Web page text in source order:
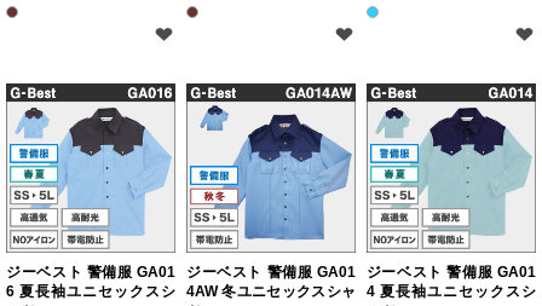
ジーベスト 警備服 GA01
6 夏長袖ユニセックスシ
ジーベスト 警備服 GA01
4AW 冬ユニセックスシャ
ジーベスト 警備服 GA01
4 夏長袖ユニセックスシ